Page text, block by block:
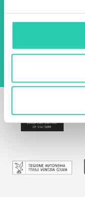
Z uporabo tega
seznanjen z
namen pošiljanja